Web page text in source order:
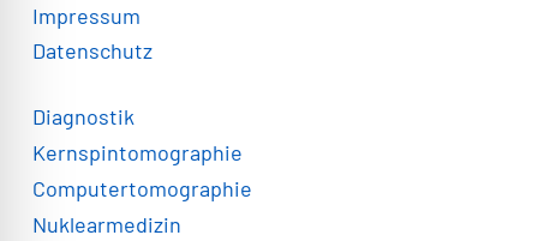
Impressum
Datenschutz
Diagnostik
Kernspintomographie
Computertomographie
Nuklearmedizin